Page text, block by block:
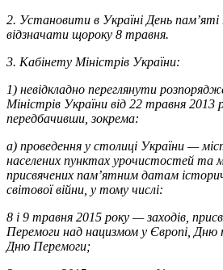
2. Установити в Україні День
відзначати щороку 8 травня.
3. Кабінету Міністрів України:
1) невідкладно переглянути
Міністрів України від 22 травня 2013
передбачивши, зокрема:
а) проведення у столиці України —
населених пунктах урочистостей та
присвячених пам’ятним датам
світової війни, у тому числі:
8 і 9 травня 2015 року — заходів,
Перемоги над нацизмом у Європі, Дню
Дню Перемоги;